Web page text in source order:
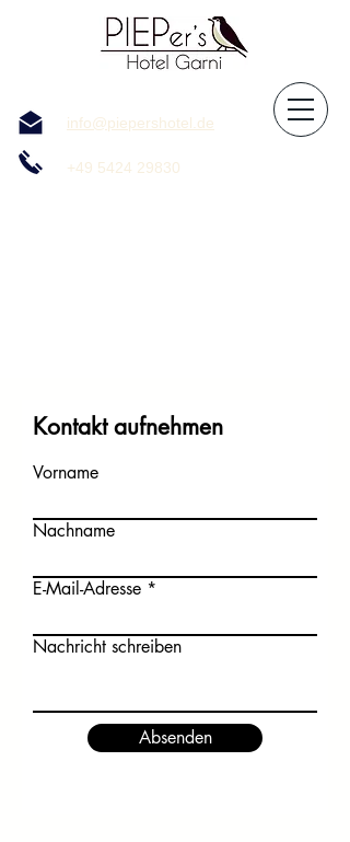
info@piepershotel.de
+49 5424 29830
Kontakt aufnehmen
Vorname
Nachname
E-Mail-Adresse
Nachricht schreiben
Absenden